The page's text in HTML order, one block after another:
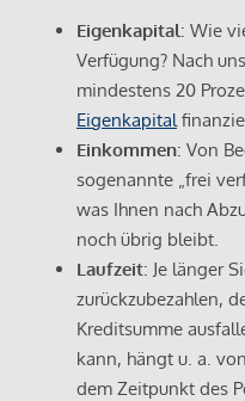
Eigenkapital: Wie
Verfügung? Nach
mindestens 20
Eigenkapital
Einkommen: Von
sogenannte „frei
was Ihnen nach
noch übrig bleibt.
Laufzeit: Je länger
zurückzubezahlen,
Kreditsumme
kann, hängt u. a.
dem Zeitpunkt des